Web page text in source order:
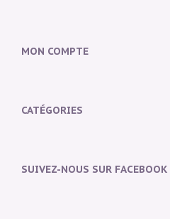
MON COMPTE
CATÉGORIES
SUIVEZ-NOUS SUR FACEBOOK